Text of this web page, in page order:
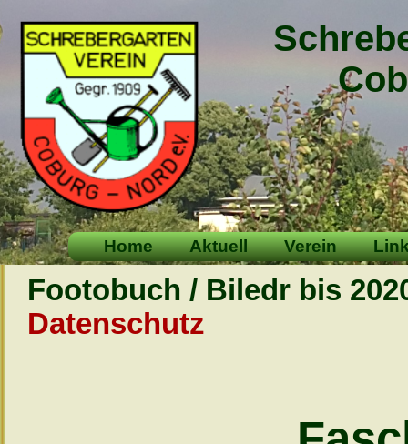
Home Aktuell Verein
Footobuch / Biledr bis
Datenschutz